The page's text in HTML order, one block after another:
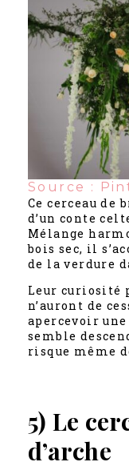
Source :
Ce cerceau de
d’un conte
Mélange
bois sec, il
de la verdure
Leur curiosité
n’auront de
apercevoir
semble
risque même
5) Le
d’arche